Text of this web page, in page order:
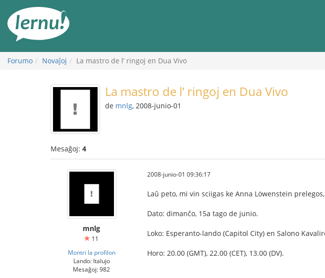
enhavo
Forumo Novaĵoj La mastro de l’ ringoj en Dua Vivo
La mastro de l’ ringoj en Dua Vivo
de mnlg, 2008-junio-01
Mesaĝoj: 4
mnlg
11
Montri la profilon
Lando: Italujo
Mesaĝoj: 982
2008-junio-01 09:36:17
Laŭ peto, mi vin sciigas ke Anna Löwenstein
Dato: dimanĉo, 15a tago de junio.
Loko: Esperanto-lando (Capitol City) en Salono
Horo: 20.00 (GMT), 22.00 (CET), 13.00 (DV).